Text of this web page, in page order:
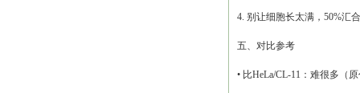
4. 别让细胞长太满，50%汇
五、对比参考
• 比HeLa/CL-11：难很多（